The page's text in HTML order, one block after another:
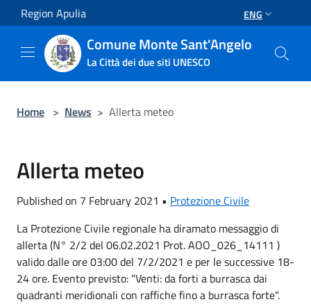
Salta al contenuto principale
Region Apulia ENG
Comune Monte Sant'Angelo
La Città dei due siti UNESCO
Home > News > Allerta meteo
Allerta meteo
Published on 7 February 2021 • Protezione Civile
La Protezione Civile regionale ha diramato messaggio di
allerta (N° 2/2 del 06.02.2021 Prot. AOO_026_14111 )
valido dalle ore 03:00 del 7/2/2021 e per le successive 18-
24 ore. Evento previsto: "Venti: da forti a burrasca dai
quadranti meridionali con raffiche fino a burrasca forte".